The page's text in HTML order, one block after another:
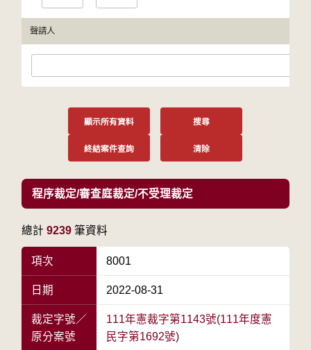
聲請人
顯示所有資料 搜尋
終結案件查詢 清除
程序裁定/審查庭裁定/不受理裁定
總計 9239 筆資料
項次 8001
日期 2022-08-31
裁定字號／
原分案號
111年憲裁字第1143號(111年度憲
民字第1692號)